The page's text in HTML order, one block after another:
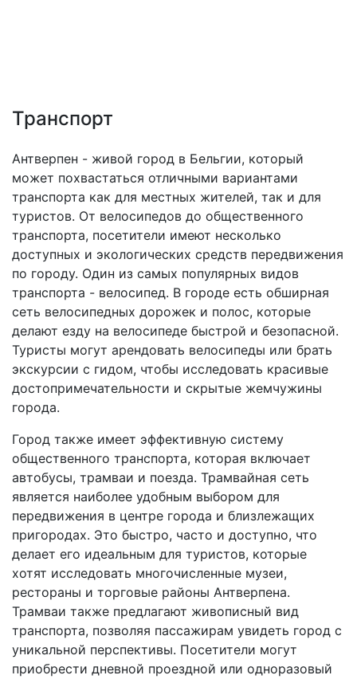
Транспорт
Антверпен - живой город в Бельгии, который
может похвастаться отличными вариантами
транспорта как для местных жителей, так и для
туристов. От велосипедов до общественного
транспорта, посетители имеют несколько
доступных и экологических средств передвижения
по городу. Один из самых популярных видов
транспорта - велосипед. В городе есть обширная
сеть велосипедных дорожек и полос, которые
делают езду на велосипеде быстрой и безопасной.
Туристы могут арендовать велосипеды или брать
экскурсии с гидом, чтобы исследовать красивые
достопримечательности и скрытые жемчужины
города.
Город также имеет эффективную систему
общественного транспорта, которая включает
автобусы, трамваи и поезда. Трамвайная сеть
является наиболее удобным выбором для
передвижения в центре города и близлежащих
пригородах. Это быстро, часто и доступно, что
делает его идеальным для туристов, которые
хотят исследовать многочисленные музеи,
рестораны и торговые районы Антверпена.
Трамваи также предлагают живописный вид
транспорта, позволяя пассажирам увидеть город с
уникальной перспективы. Посетители могут
приобрести дневной проездной или одноразовый